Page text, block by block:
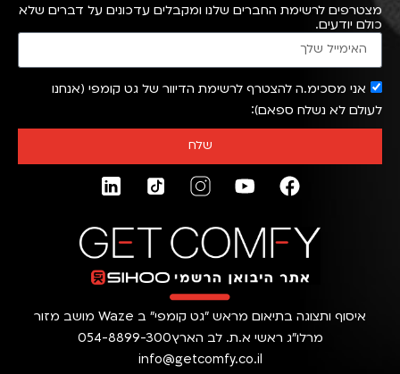
מצטרפים לרשימת החברים שלנו ומקבלים עדכונים על דברים שלא
כולם יודעים.
אני מסכימ.ה להצטרף לרשימת הדיוור של גט קומפי (אנחנו
לעולם לא נשלח ספאם)
שלח
איסוף ותצוגה בתיאום מראש ״גט קומפי״ ב Waze מושב מזור
מרלו״ג ראשי א.ת. לב הארץ054-8899-300
info@getcomfy.co.il